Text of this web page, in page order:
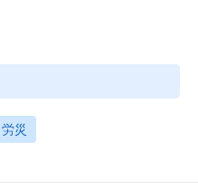
装を進めていく開発スタイル
クマラソン1000」という企画
リクエストを1000件出すとい
労災